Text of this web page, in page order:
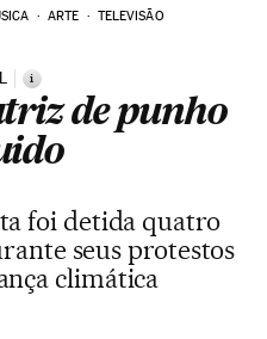
ARTE TELEVISÃO
i
de punho
foi detida quatro
seus protestos
climática